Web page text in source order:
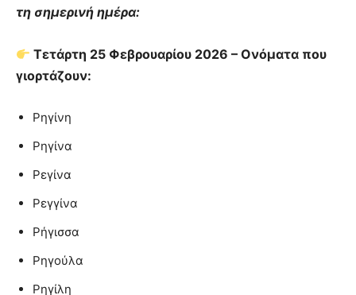
τη σημερινή ημέρα:
Τετάρτη 25 Φεβρουαρίου 2026 – Ονόματα που
γιορτάζουν:
Ρηγίνη
Ρηγίνα
Ρεγίνα
Ρεγγίνα
Ρήγισσα
Ρηγούλα
Ρηγίλη